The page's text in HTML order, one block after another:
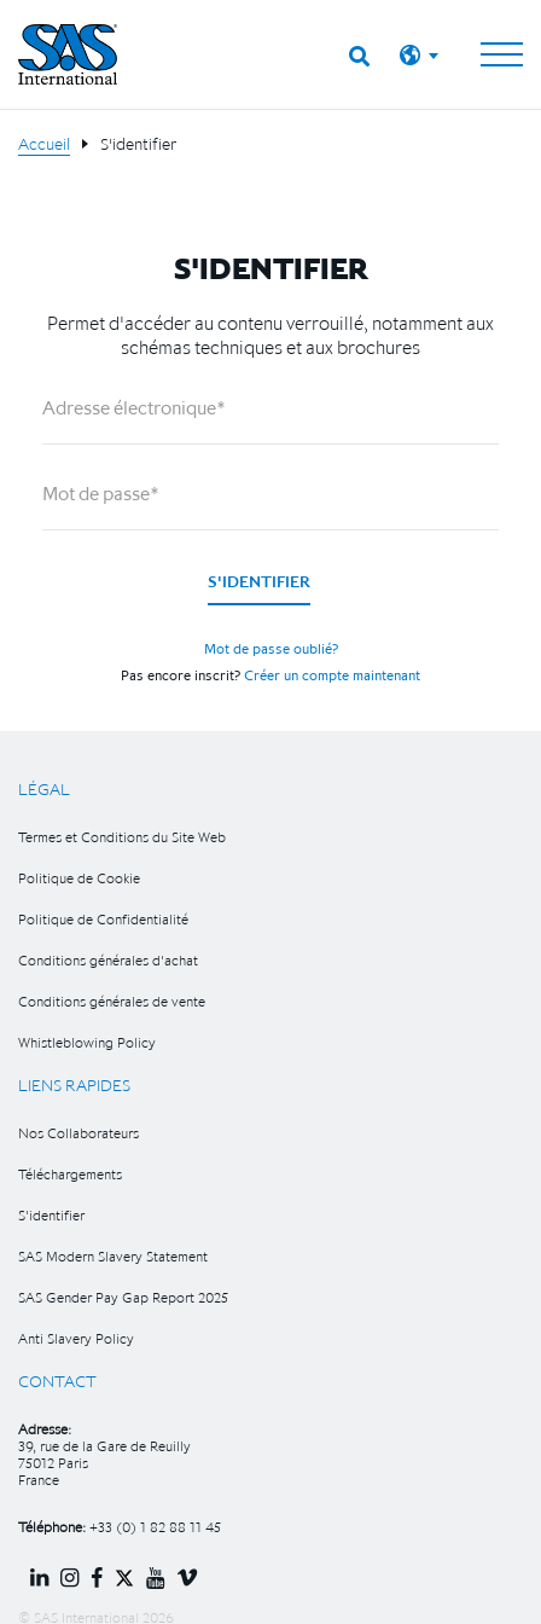
Accueil S'identifier
S'IDENTIFIER
Permet d'accéder au contenu verrouillé, notamment aux
schémas techniques et aux brochures
S'IDENTIFIER
Mot de passe oublié?
Pas encore inscrit? Créer un compte maintenant
LÉGAL
Termes et Conditions du Site Web
Politique de Cookie
Politique de Confidentialité
Conditions générales d'achat
Conditions générales de vente
Whistleblowing Policy
LIENS RAPIDES
Nos Collaborateurs
Téléchargements
S'identifier
SAS Modern Slavery Statement
SAS Gender Pay Gap Report 2025
Anti Slavery Policy
CONTACT
Adresse:
39, rue de la Gare de Reuilly
75012 Paris
France
Téléphone: +33 (0) 1 82 88 11 45
© SAS International 2026